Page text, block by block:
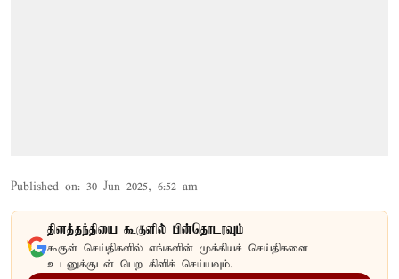
Published on: 30 Jun 2025, 6:52 am
தினத்தந்தியை கூகுளில் பின்தொடரவும்
கூகுள் செய்திகளில் எங்களின் முக்கியச் செய்திகளை
உடனுக்குடன் பெற கிளிக் செய்யவும்.